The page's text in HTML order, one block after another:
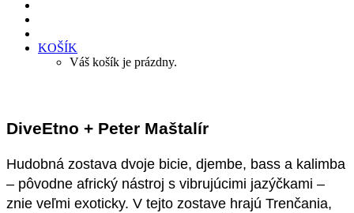
KOŠÍK
Váš košík je prázdny.
DiveEtno + Peter Maštalír
Hudobná zostava dvoje bicie, djembe, bass a kalimba
– pôvodne africký nástroj s vibrujúcimi jazýčkami –
znie veľmi exoticky. V tejto zostave hrajú Trenčania,